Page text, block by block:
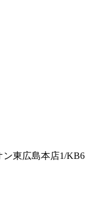
東広島本店1/KB6